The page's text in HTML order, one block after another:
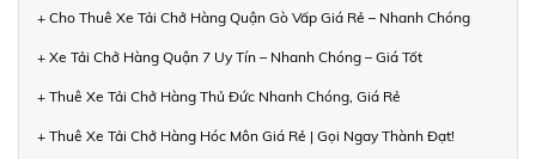
+ Cho Thuê Xe Tải Chở Hàng Quận Gò Vấp Giá Rẻ – Nhanh Chóng
+ Xe Tải Chở Hàng Quận 7 Uy Tín – Nhanh Chóng – Giá Tốt
+ Thuê Xe Tải Chở Hàng Thủ Đức Nhanh Chóng, Giá Rẻ
+ Thuê Xe Tải Chở Hàng Hóc Môn Giá Rẻ | Gọi Ngay Thành Đạt!